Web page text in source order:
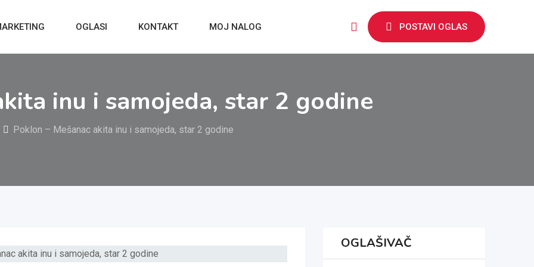
OGLASI KONTAKT MOJ NALOG POSTAVI OGLAS
inu i samojeda, star 2 godine
Poklon – Mešanac akita inu i samojeda, star 2 godine
OGLAŠIVAČ